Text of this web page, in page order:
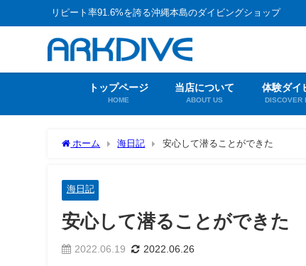
リピート率91.6%を誇る沖縄本島のダイビングショップ
トップページ
HOME
当店について
ABOUT US
体験ダイ
DISCOVER
ホーム 海日記 安心して潜ることができた
海日記
安心して潜ることができた
2022.06.19 2022.06.26